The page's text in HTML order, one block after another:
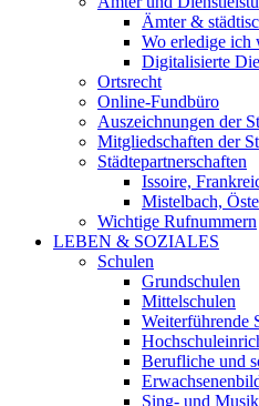
Ämter &
Wo erledige ich
Digitalisierte
Ortsrecht
Online-Fundbüro
Auszeichnungen der
Mitgliedschaften der
Städtepartnerschaften
Issoire,
Mistelbach,
Wichtige Rufnummern
LEBEN & SOZIALES
Schulen
Grundschulen
Mittelschulen
Weiterführende
Berufliche und
Sing- und